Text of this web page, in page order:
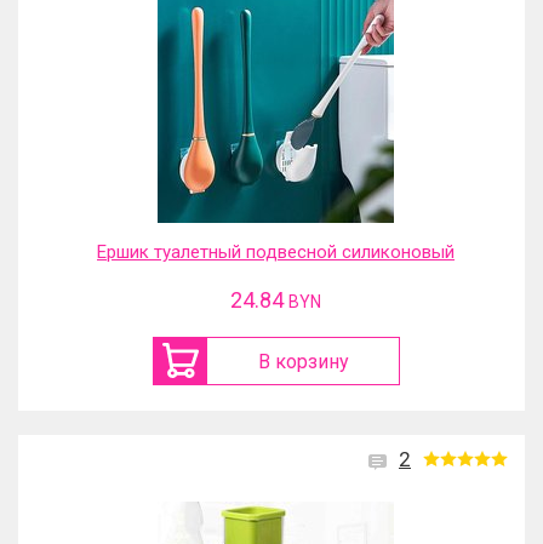
Ершик туалетный подвесной силиконовый
24.84 BYN
В корзину
2